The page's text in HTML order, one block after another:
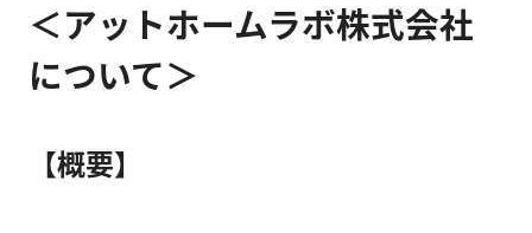
＜アットホームラボ株式会社
について＞
【概要】